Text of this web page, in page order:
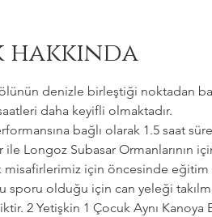
denizle birleştiği noktadan
daha keyifli olmaktadır.
bağlı olarak 1.5 saat
ile Longoz Subasar Ormanlarının
misafirlerimiz için öncesinde eğitim
sporu olduğu için can yeleği
2 Yetişkin 1 Çocuk Aynı Kanoya